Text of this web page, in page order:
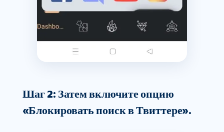
Шаг 2: Затем включите опцию
«Блокировать поиск в Твиттере».